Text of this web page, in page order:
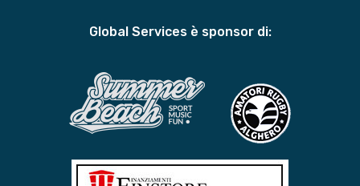
Global Services è sponsor di: